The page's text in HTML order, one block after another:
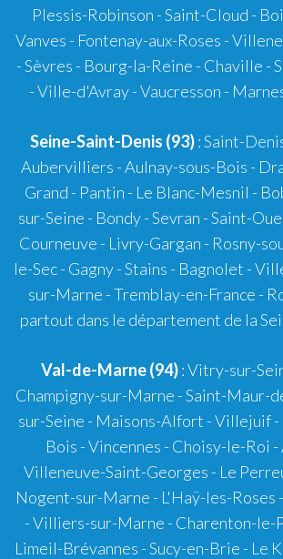
Plessis-Robinson - Saint-Cloud -
Vanves - Fontenay-aux-Roses -
- Sèvres - Bourg-la-Reine - Chaville -
- Ville-d'Avray - Vaucresson -
Seine-Saint-Denis (93): Saint-
Aubervilliers - Aulnay-sous-Bois -
Grand - Pantin - Le Blanc-Mesnil -
sur-Seine - Bondy - Sevran - Saint-
Courneuve - Livry-Gargan - Rosny-
le-Sec - Gagny - Stains - Bagnolet -
sur-Marne - Tremblay-en-France -
partout dans le département de la
Val-de-Marne (94): Vitry-sur-
Champigny-sur-Marne - Saint-Maur-
sur-Seine - Maisons-Alfort - Villejuif -
Bois - Vincennes - Choisy-le-Roi
Villeneuve-Saint-Georges - Le
Nogent-sur-Marne - L'Haÿ-les-Roses
- Villiers-sur-Marne - Charenton-le-
Limeil-Brévannes - Sucy-en-Brie - Le